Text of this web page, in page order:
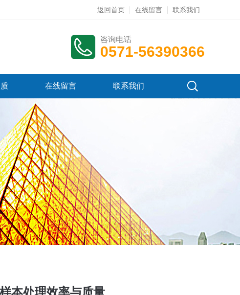
返回首页 在线留言 联系我们
咨询电话
0571-56390366
在线留言 联系我们
本处理效率与质量